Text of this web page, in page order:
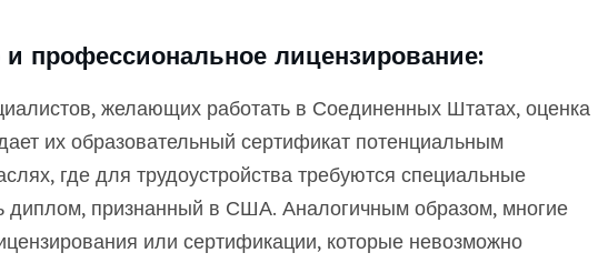
и профессиональное лицензирование:
желающих работать в Соединенных Штатах, оценка
их образовательный сертификат потенциальным
где для трудоустройства требуются специальные
диплом, признанный в США. Аналогичным образом, многие
или сертификации, которые невозможно